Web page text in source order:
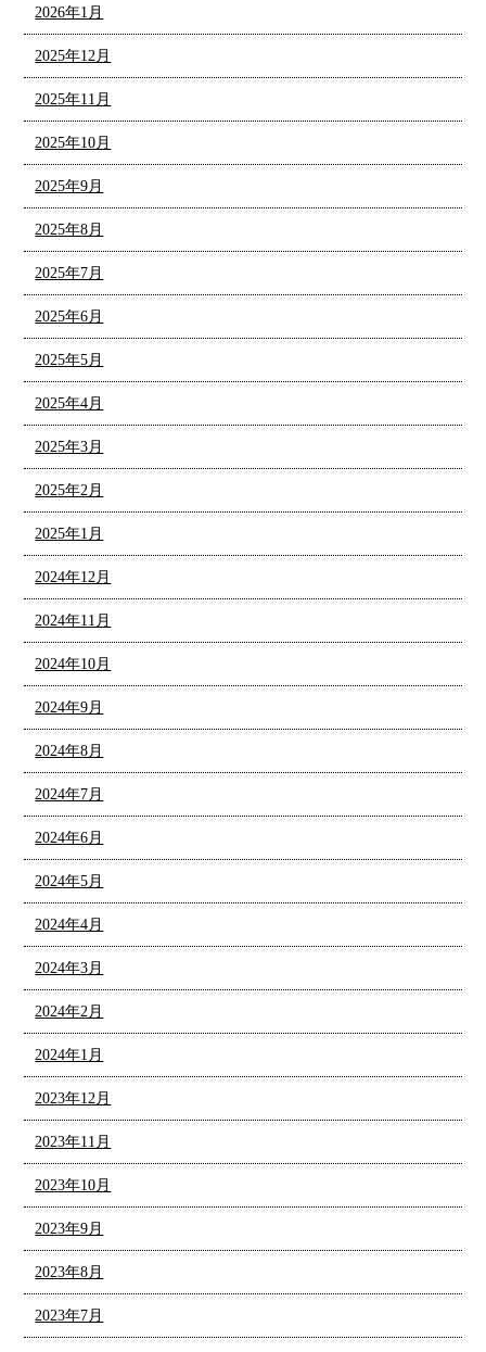
2026年1月
2025年12月
2025年11月
2025年10月
2025年9月
2025年8月
2025年7月
2025年6月
2025年5月
2025年4月
2025年3月
2025年2月
2025年1月
2024年12月
2024年11月
2024年10月
2024年9月
2024年8月
2024年7月
2024年6月
2024年5月
2024年4月
2024年3月
2024年2月
2024年1月
2023年12月
2023年11月
2023年10月
2023年9月
2023年8月
2023年7月